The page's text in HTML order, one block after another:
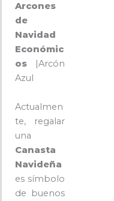
Arcones
de
Navidad
Económic
os|Arcón
Azul
Actualmen
te, regalar
una
Canasta
Navideña
es símbolo
de buenos